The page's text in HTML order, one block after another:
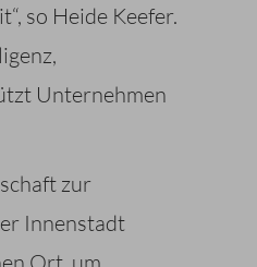
so Heide Keefer.
Unternehmen
zur
Innenstadt